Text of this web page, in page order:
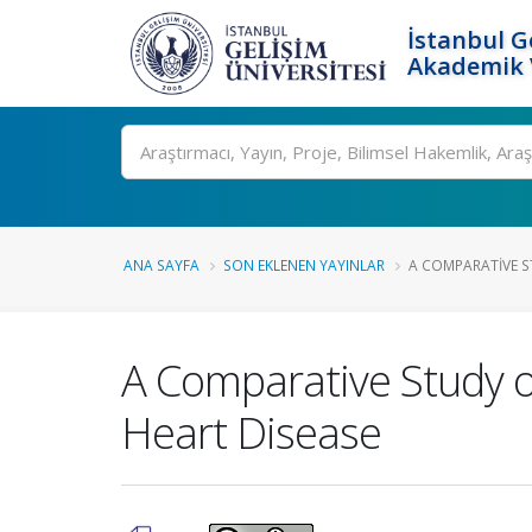
İstanbul
Akademik
Ara
ANA SAYFA SON EKLENEN YAYINLAR A COMPARATIVE
A Comparative Study
Heart Disease